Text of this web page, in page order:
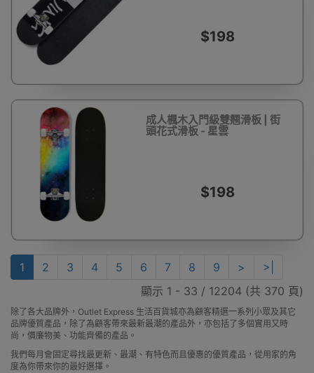
$198
成人楓木入門級雙翹滑板 | 街
頭花式滑板 - 星雲
$198
1 2 3 4 5 6 7 8 9 >
>|
顯示 1 - 33 / 12204 (共 370 頁)
除了各大品牌外，Outlet Express 生活百貨城亦為顧客精選一系列小眾及其它
品牌優質產品，除了為顧客帶來最新最潮的產品外，亦包括了多個實用又時
尚，價廉物美、功能齊備的產品。
我們每月會固定尋找最更新、最潮、有特色而且優惠的優質產品，從用家的角
度為你帶來你的最好選擇。